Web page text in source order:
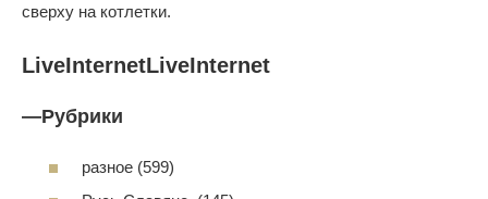
сверху на котлетки.
LiveInternetLiveInternet
—Рубрики
разное (599)